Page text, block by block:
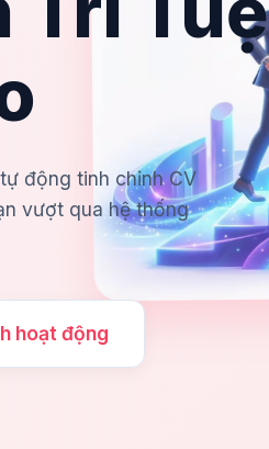
động tinh chỉnh CV
vượt qua hệ thống
hoạt động